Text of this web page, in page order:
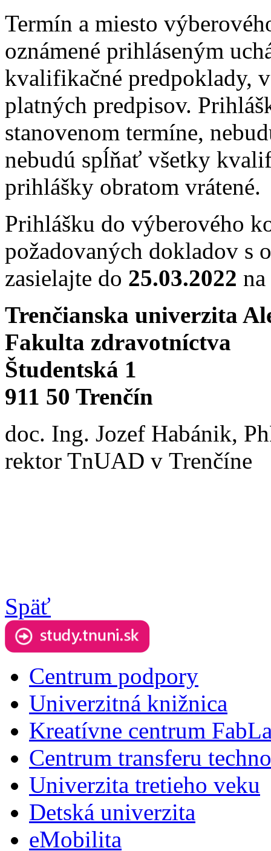
Termín a miesto
oznámené prihláseným
kvalifikačné predpoklady,
platných predpisov.
stanovenom termíne,
nebudú spĺňať všetky
prihlášky obratom vrátené.
Prihlášku do výberového
požadovaných dokladov s
zasielajte do 25.03.2022
Trenčianska univerzita
Fakulta zdravotníctva
Študentská 1
911 50 Trenčín
doc. Ing. Jozef Habánik,
rektor TnUAD v Trenčíne
Späť
Centrum podpory
Univerzitná knižnica
Kreatívne centrum
Centrum transferu
Univerzita tretieho veku
Detská univerzita
eMobilita